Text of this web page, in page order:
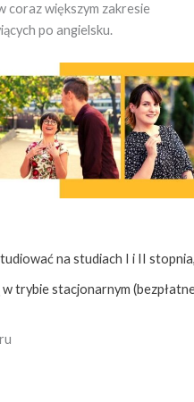
coraz większym zakresie
po angielsku.
na studiach I i II
trybie stacjonarnym